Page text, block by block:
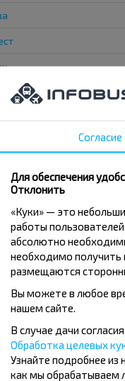
и остановки
Утро
День
08
Согласие
Для обеспечения
Отклонить
«Куки» — это
работы
абсолютно
необходимо получить
размещаются
Вы можете в любое
нашем сайте.
В случае дачи
Обработка целевых
Узнайте подробнее из
как мы обрабатываем